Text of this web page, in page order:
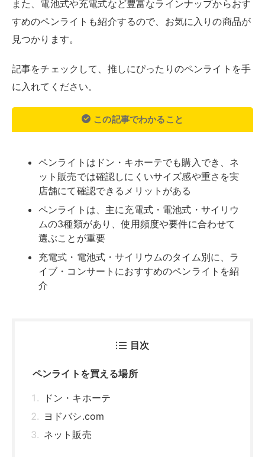
また、電池式や充電式など豊富なラインナップからおす
すめのペンライトも紹介するので、お気に入りの商品が
見つかります。
記事をチェックして、推しにぴったりのペンライトを手
に入れてください。
この記事でわかること
ペンライトはドン・キホーテでも購入でき、ネ
ット販売では確認しにくいサイズ感や重さを実
店舗にて確認できるメリットがある
ペンライトは、主に充電式・電池式・サイリウ
ムの3種類があり、使用頻度や要件に合わせて
選ぶことが重要
充電式・電池式・サイリウムのタイム別に、ラ
イブ・コンサートにおすすめのペンライトを紹
介
目次
ペンライトを買える場所
ドン・キホーテ
ヨドバシ.com
ネット販売